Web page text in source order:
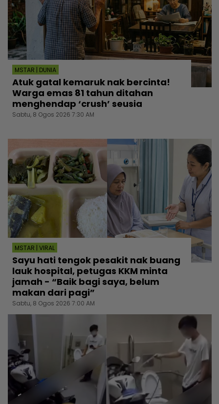
MSTAR | DUNIA
Atuk gatal kemaruk nak bercinta!
Warga emas 81 tahun ditahan
menghendap ‘crush’ seusia
Sabtu, 8 Ogos 2026 7:30 AM
MSTAR | VIRAL
Sayu hati tengok pesakit nak buang
lauk hospital, petugas KKM minta
jamah - “Baik bagi saya, belum
makan dari pagi”
Sabtu, 8 Ogos 2026 7:00 AM